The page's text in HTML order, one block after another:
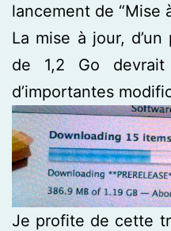
lancement de “Mise
La mise à jour,
de 1,2 Go
d’importantes
Je profite de cette